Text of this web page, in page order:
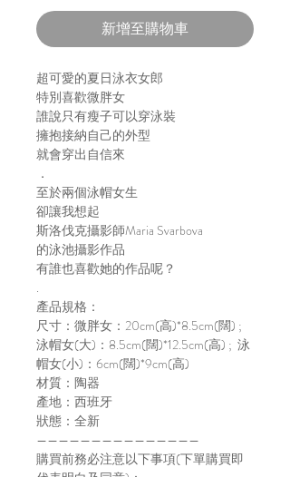
新增至購物車
超可愛的夏日泳衣女郎
特別喜歡微胖女
誰說只有瘦子可以穿泳裝
擁抱接納自己的外型
就會穿出自信來
．
至於兩個泳帽女生
卻讓我想起
斯洛伐克攝影師Maria Svarbova
的泳池攝影作品
有誰也喜歡她的作品呢？
.
產品規格：
尺寸：微胖女：20cm(高)*8.5cm(闊) ;
泳帽女(大)：8.5cm(闊)*12.5cm(高) ; 泳
帽女(小)：6cm(闊)*9cm(高)
材質：陶器
產地：西班牙
狀態：全新
———————————————
購買前務必注意以下事項(下單購買即